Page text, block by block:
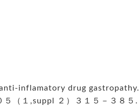
inflamatory drug gastropathy.
（１,suppl ２）３１５－３８５.